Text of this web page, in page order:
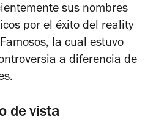
sus nombres
por el éxito del reality
, la cual estuvo
a diferencia de
de vista